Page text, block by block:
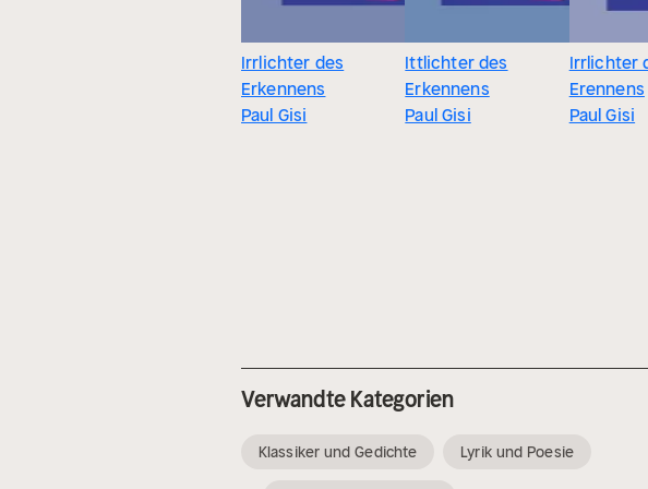
Irrlichter des
Erkennens
Paul Gisi
Ittlichter des
Erkennens
Paul Gisi
Irrlichter
Erennens
Paul Gisi
Verwandte Kategorien
Klassiker und Gedichte Lyrik und Poesie